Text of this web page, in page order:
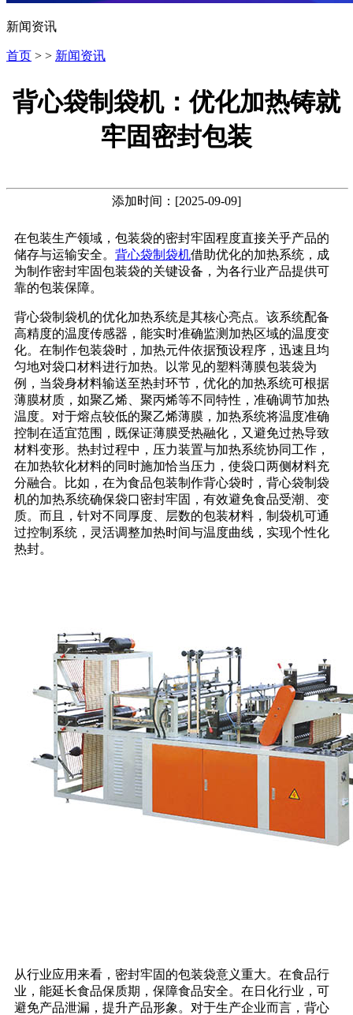
新闻资讯
首页 > > 新闻资讯
背心袋制袋机：优化加热铸就
牢固密封包装
添加时间：[2025-09-09]
在包装生产领域，包装袋的密封牢固程度直接关乎产品的
储存与运输安全。 背心袋制袋机借助优化的加热系统，成
为制作密封牢固包装袋的关键设备，为各行业产品提供可
靠的包装保障。
背心袋制袋机的优化加热系统是其核心亮点。该系统配备
高精度的温度传感器，能实时准确监测加热区域的温度变
化。在制作包装袋时，加热元件依据预设程序，迅速且均
匀地对袋口材料进行加热。以常见的塑料薄膜包装袋为
例，当袋身材料输送至热封环节，优化的加热系统可根据
薄膜材质，如聚乙烯、聚丙烯等不同特性，准确调节加热
温度。对于熔点较低的聚乙烯薄膜，加热系统将温度准确
控制在适宜范围，既保证薄膜受热融化，又避免过热导致
材料变形。热封过程中，压力装置与加热系统协同工作，
在加热软化材料的同时施加恰当压力，使袋口两侧材料充
分融合。比如，在为食品包装制作背心袋时，背心袋制袋
机的加热系统确保袋口密封牢固，有效避免食品受潮、变
质。而且，针对不同厚度、层数的包装材料，制袋机可通
过控制系统，灵活调整加热时间与温度曲线，实现个性化
热封。
从行业应用来看，密封牢固的包装袋意义重大。在食品行
业，能延长食品保质期，保障食品安全。在日化行业，可
避免产品泄漏，提升产品形象。对于生产企业而言，背心